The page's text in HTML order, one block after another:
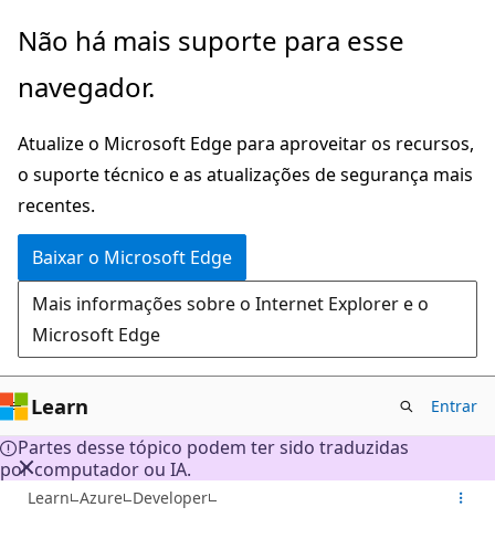
Pular
o
principal
Não há mais suporte para esse
navegador.
Atualize o Microsoft Edge para aproveitar os recursos,
o suporte técnico e as atualizações de segurança mais
recentes.
Baixar o Microsoft Edge
Mais informações sobre o Internet Explorer e o
Microsoft Edge
Learn Entrar
Partes desse tópico podem ter sido traduzidas
por computador ou IA.
Learn Azure Developer